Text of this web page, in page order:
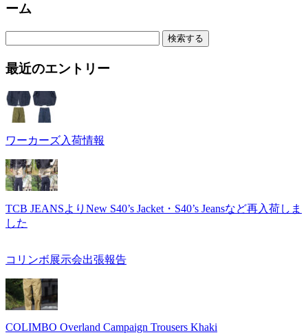
ーム
最近のエントリー
ワーカーズ入荷情報
TCB JEANSよりNew S40’s Jacket・S40’s Jeansなど再入荷しま
した
コリンボ展示会出張報告
COLIMBO Overland Campaign Trousers Khaki